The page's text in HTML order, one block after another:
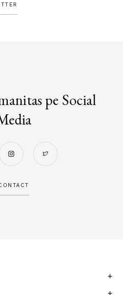
pe Social